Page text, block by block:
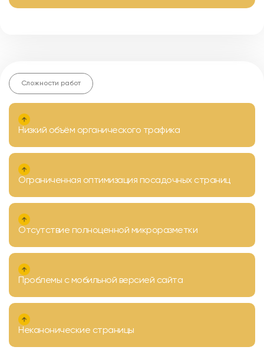
Сложности работ
Низкий объём органического трафика
Ограниченная оптимизация посадочных страниц
Отсутствие полноценной микроразметки
Проблемы с мобильной версией сайта
Неканонические страницы